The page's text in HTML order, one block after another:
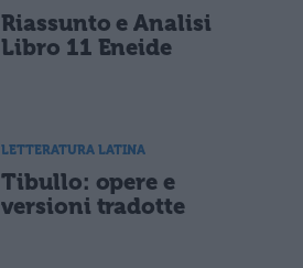
Riassunto e Analisi
Libro 11 Eneide
LETTERATURA LATINA
Tibullo: opere e
versioni tradotte